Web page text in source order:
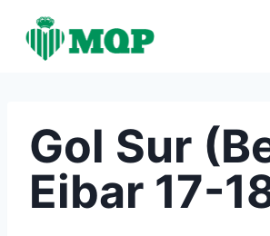
contenido
Gol Sur
Eibar 17-